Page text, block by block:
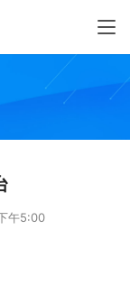
午5:00